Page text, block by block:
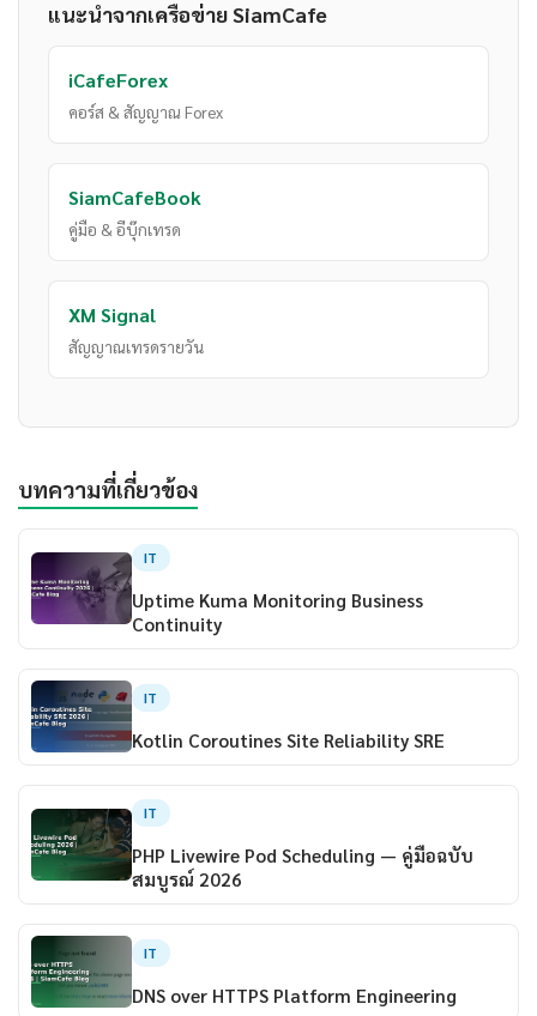
แนะนำจากเครือข่าย SiamCafe
iCafeForex
คอร์ส & สัญญาณ Forex
SiamCafeBook
คู่มือ & อีบุ๊กเทรด
XM Signal
สัญญาณเทรดรายวัน
บทความที่เกี่ยวข้อง
IT
Uptime Kuma Monitoring Business
Continuity
IT
Kotlin Coroutines Site Reliability SRE
IT
PHP Livewire Pod Scheduling — คู่มือฉบับ
สมบูรณ์ 2026
IT
DNS over HTTPS Platform Engineering